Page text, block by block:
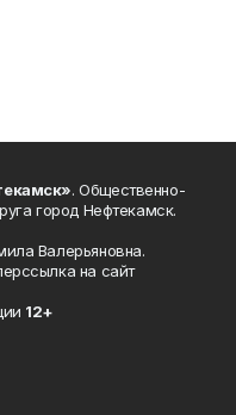
. Общественно-
город Нефтекамск.
Валерьяновна.
на сайт
12+